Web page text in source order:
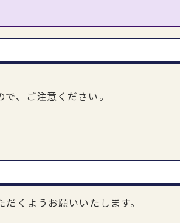
、ご注意ください。
くようお願いいたします。